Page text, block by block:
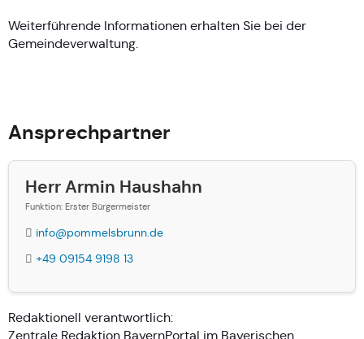
Weiterführende Informationen erhalten Sie bei der
Gemeindeverwaltung.
Ansprechpartner
Herr Armin Haushahn
Funktion: Erster Bürgermeister
info@pommelsbrunn.de
+49 09154 9198 13
Redaktionell verantwortlich:
Zentrale Redaktion BayernPortal im Bayerischen